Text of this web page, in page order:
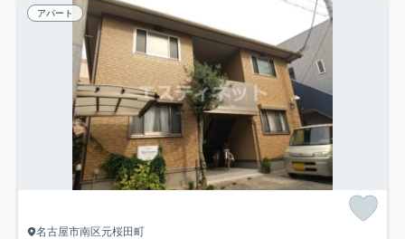
アパート
名古屋市南区元桜田町